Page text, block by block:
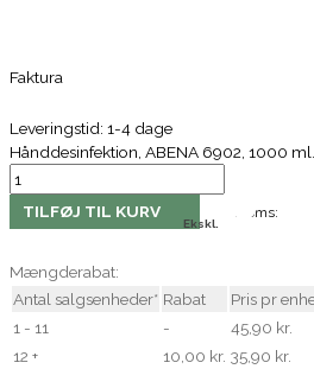
Faktura
Leveringstid: 1-4 dage
Hånddesinfektion, ABENA 6902, 1000
TILFØJ TIL KURV Moms:
Ekskl.
Mængderabat:
Antal salgsenheder* Rabat
Pris pr
1 - 11
-
45,90 kr.
12 +
10,00 kr. 35,90 kr.